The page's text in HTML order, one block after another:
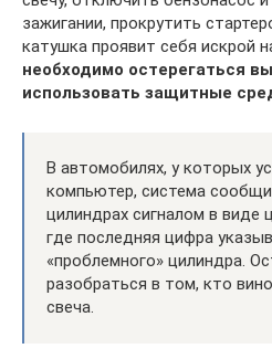
зажигании, прокрутить
катушка проявит себя искрой
необходимо остерегаться
использовать защитные
В автомобилях, у которых
компьютер, система
цилиндрах сигналом в виде
где последняя цифра
«проблемного» цилиндра.
разобраться в том, кто
свеча.